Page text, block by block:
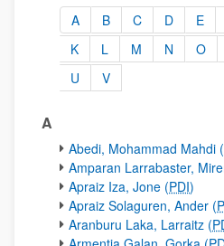
ordenado
A B C D E
K
L M N O
U
V
A
Abedi, Mohammad Mahdi (
Amparan Larrabaster,
Apraiz Iza, Jone (PDI)
Apraiz Solaguren, Ander (
Aranburu Laka, Larraitz (